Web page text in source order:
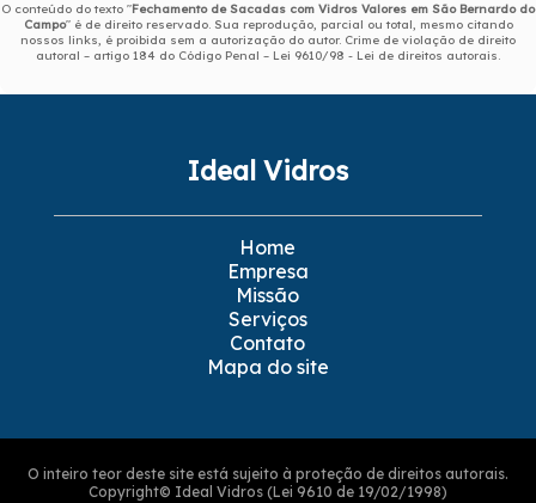
O conteúdo do texto "Fechamento de Sacadas com Vidros Valores em São Bernardo do
Campo" é de direito reservado. Sua reprodução, parcial ou total, mesmo citando
nossos links, é proibida sem a autorização do autor. Crime de violação de direito
autoral – artigo 184 do Código Penal – Lei 9610/98 - Lei de direitos autorais.
Ideal Vidros
Home
Empresa
Missão
Serviços
Contato
Mapa do site
O inteiro teor deste site está sujeito à proteção de direitos autorais.
Copyright© Ideal Vidros (Lei 9610 de 19/02/1998)